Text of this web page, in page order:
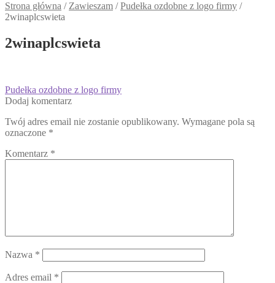
Strona główna / Zawieszam /Pudełka ozdobne z logo firmy /
2winaplcswieta
2winaplcswieta
Nawigacja
wpisu
Poprzedni
wpis:
Pudełka ozdobne z logo firmy
Dodaj komentarz
Twój adres email nie zostanie opublikowany. Wymagane pola są
oznaczone *
Komentarz *
Nazwa *
Adres email *